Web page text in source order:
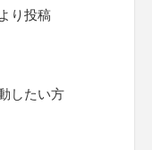
り投稿
したい方